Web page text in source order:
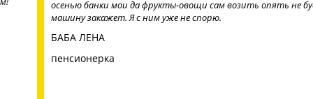
осенью банки мои да фрукты-овощи сам возить опять не будет,
машину закажет. Я с ним уже не спорю.
БАБА ЛЕНА
пенсионерка